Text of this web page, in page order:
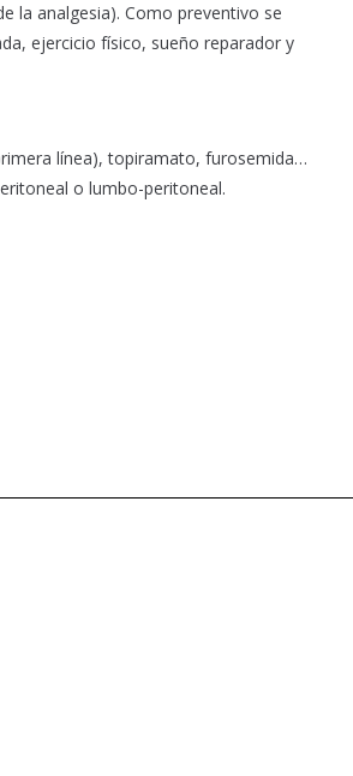
la analgesia). Como preventivo se
ejercicio físico, sueño reparador y
línea), topiramato, furosemida…
o lumbo-peritoneal.